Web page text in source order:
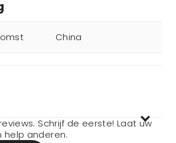
China
Schrijf de eerste! Laat uw
help anderen.